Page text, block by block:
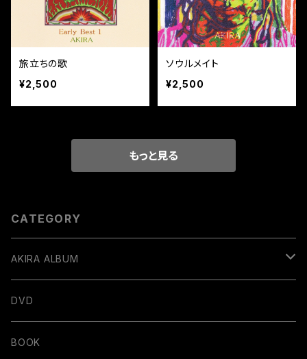
旅立ちの歌
¥2,500
ソウルメイト
¥2,500
もっと見る
CATEGORY
AKIRA ALBUM
デジタル販売
DVD
BOOK